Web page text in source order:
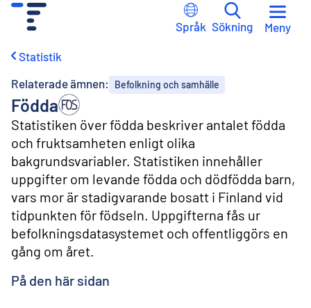
Språk Sökning Meny
Statistik
Relaterade ämnen:
Befolkning och samhälle
Födda
Statistiken över födda beskriver antalet födda
och fruktsamheten enligt olika
bakgrundsvariabler. Statistiken innehåller
uppgifter om levande födda och dödfödda barn,
vars mor är stadigvarande bosatt i Finland vid
tidpunkten för födseln. Uppgifterna fås ur
befolkningsdatasystemet och offentliggörs en
gång om året.
På den här sidan